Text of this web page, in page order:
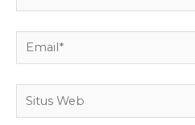
Email*
Situs
Web